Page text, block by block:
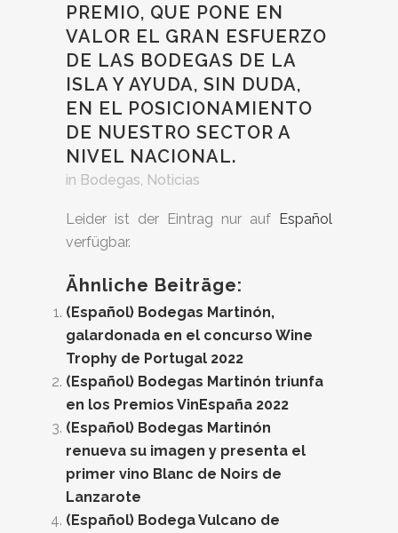
PREMIO, QUE PONE EN
VALOR EL GRAN ESFUERZO
DE LAS BODEGAS DE LA
ISLA Y AYUDA, SIN DUDA,
EN EL POSICIONAMIENTO
DE NUESTRO SECTOR A
NIVEL NACIONAL.
in Bodegas, Noticias
Leider ist der Eintrag nur auf Español
verfügbar.
Ähnliche Beiträge:
(Español) Bodegas Martinón,
galardonada en el concurso Wine
Trophy de Portugal 2022
(Español) Bodegas Martinón triunfa
en los Premios VinEspaña 2022
(Español) Bodegas Martinón
renueva su imagen y presenta el
primer vino Blanc de Noirs de
Lanzarote
(Español) Bodega Vulcano de